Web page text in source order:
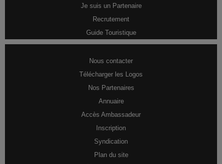
Je suis un Partenaire
Recrutement
Guide Touristique
Nous contacter
Télécharger les Logos
Nos Partenaires
Annuaire
Accès Ambassadeur
Inscription
Syndication
Plan du site